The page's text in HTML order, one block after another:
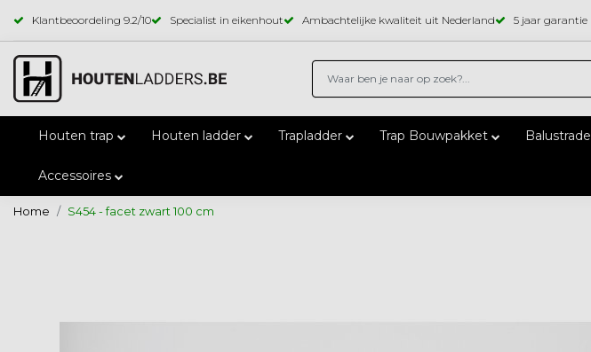
Klantbeoordeling 9.2/10 Specialist in eikenhout Ambachtelijke kwaliteit uit Nederland 5 jaar garantie
Houten trap Houten ladder Trapladder Trap Bouwpakket Balustrade
Accessoires
Home S454 - facet zwart 100 cm